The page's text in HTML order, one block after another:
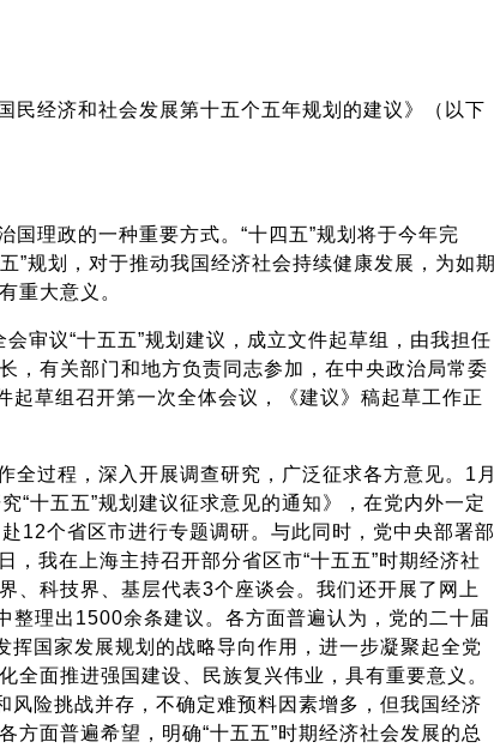
民经济和社会发展第十五个五年规划的建议》（以下
理政的一种重要方式。“十四五”规划将于今年完
”规划，对于推动我国经济社会持续健康发展，为如期
重大意义。
审议“十五五”规划建议，成立文件起草组，由我担任
，有关部门和地方负责同志参加，在中央政治局常委
草组召开第一次全体会议，《建议》稿起草工作正
全过程，深入开展调查研究，广泛征求各方意见。1月
“十五五”规划建议征求意见的通知》，在党内外一定
12个省区市进行专题调研。与此同时，党中央部署部
我在上海主持召开部分省区市“十五五”时期经济社
、科技界、基层代表3个座谈会。我们还开展了网上
理出1500余条建议。各方面普遍认为，党的二十届
挥国家发展规划的战略导向作用，进一步凝聚起全党
面推进强国建设、民族复兴伟业，具有重要意义。
风险挑战并存，不确定难预料因素增多，但我国经济
面普遍希望，明确“十五五”时期经济社会发展的总